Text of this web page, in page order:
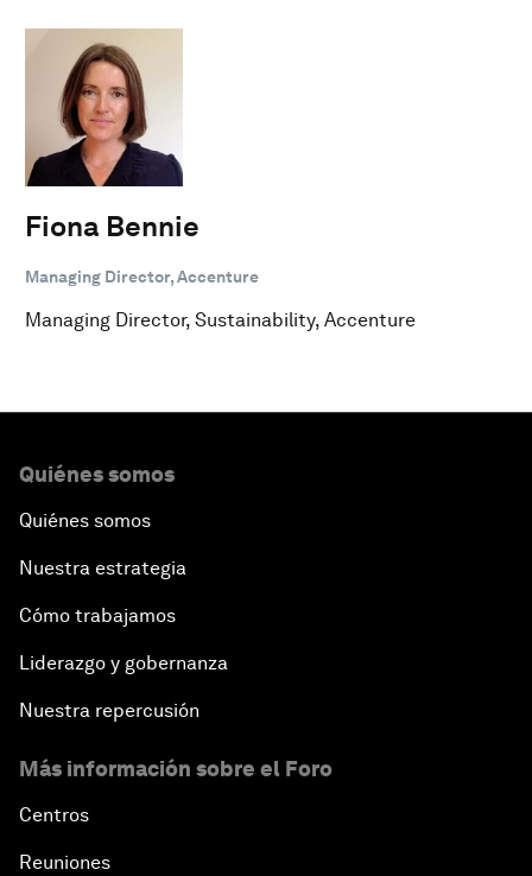
Fiona Bennie
Managing Director, Accenture
Managing Director, Sustainability, Accenture
Quiénes somos
Quiénes somos
Nuestra estrategia
Cómo trabajamos
Liderazgo y gobernanza
Nuestra repercusión
Más información sobre el Foro
Centros
Reuniones